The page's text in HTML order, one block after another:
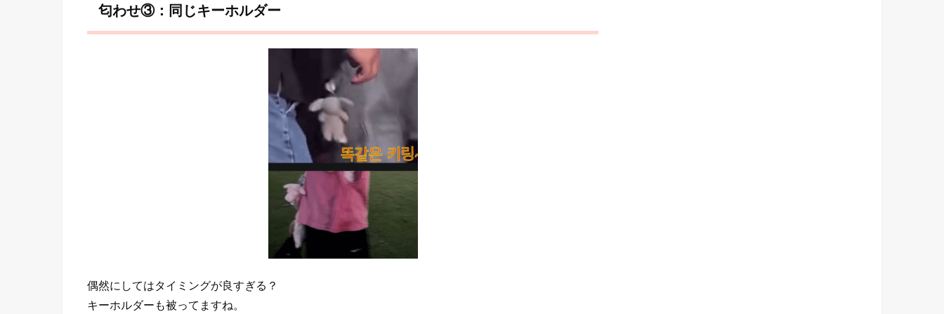
匂わせ③：同じキーホルダー
偶然にしてはタイミングが良すぎる？
キーホルダーも被ってますね。